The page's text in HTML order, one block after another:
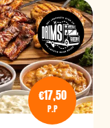
€17,50
P.P